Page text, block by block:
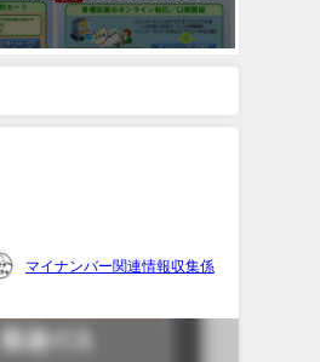
マイナンバー関連情報収集係